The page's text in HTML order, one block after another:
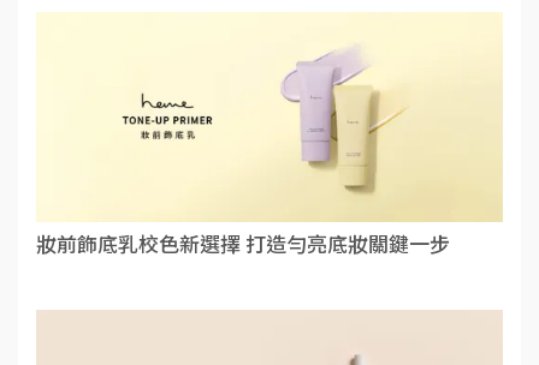
妝前飾底乳校色新選擇 打造勻亮底妝關鍵一步